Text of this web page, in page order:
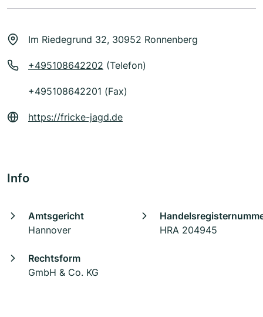
Im Riedegrund 32, 30952 Ronnenberg
+495108642202 (Telefon)
+495108642201 (Fax)
https://fricke-jagd.de
Info
Amtsgericht
Hannover
HRA 204945
Rechtsform
GmbH & Co. KG